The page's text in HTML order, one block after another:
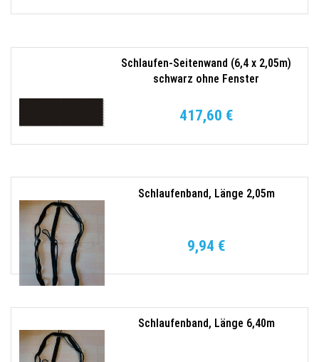
Schlaufen-Seitenwand (6,4 x 2,05m)
schwarz ohne Fenster
417,60 €
Schlaufenband, Länge 2,05m
9,94 €
Schlaufenband, Länge 6,40m